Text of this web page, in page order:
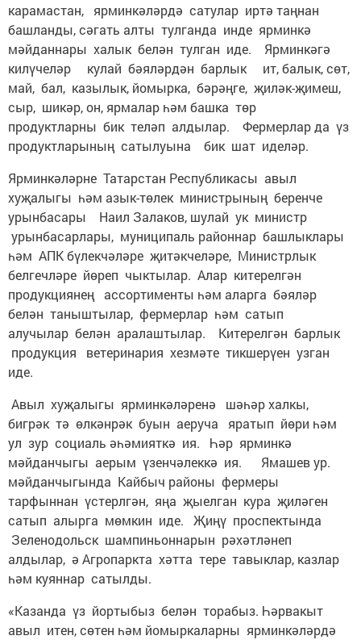
карамастан, ярминкәләрдә сатулар иртә таңнан
башланды, сәгать алты тулганда инде ярминкә
мәйданнары халык белән тулган иде. Ярминкәгә
килүчеләр кулай бәяләрдән барлык ит, балык, сөт,
май, бал, казылык, йомырка, бәрәңге, җиләк-җимеш,
сыр, шикәр, он, ярмалар һәм башка төр
продуктларны бик теләп алдылар. Фермерлар да үз
продуктларының сатылуына бик шат иделәр.
Ярминкәләрне Татарстан Республикасы авыл
хуҗалыгы һәм азык-төлек министрының беренче
урынбасары Наил Залаков, шулай ук министр
урынбасарлары, муниципаль районнар башлыклары
һәм АПК бүлекчәләре җитәкчеләре, Министрлык
белгечләре йөреп чыктылар. Алар китерелгән
продукциянең ассортименты һәм аларга бәяләр
белән таныштылар, фермерлар һәм сатып
алучылар белән аралаштылар. Китерелгән барлык
продукция ветеринария хезмәте тикшерүен узган
иде.
Авыл хуҗалыгы ярминкәләренә шәһәр халкы,
бигрәк тә өлкәнрәк буын аеруча яратып йөри һәм
ул зур социаль әһәмияткә ия. Һәр ярминкә
мәйданчыгы аерым үзенчәлеккә ия. Ямашев ур.
мәйданчыгында Кайбыч районы фермеры
тарфыннан үстерлгән, яңа җыелган кура җиләген
сатып алырга мөмкин иде. Җиңү проспектында
Зеленодольск шампиньоннарын рәхәтләнеп
алдылар, ә Агропаркта хәтта тере тавыклар, казлар
һәм куяннар сатылды.
«Казанда үз йортыбыз белән торабыз. Һәрвакыт
авыл итен, сөтен һәм йомыркаларны ярминкәләрдә